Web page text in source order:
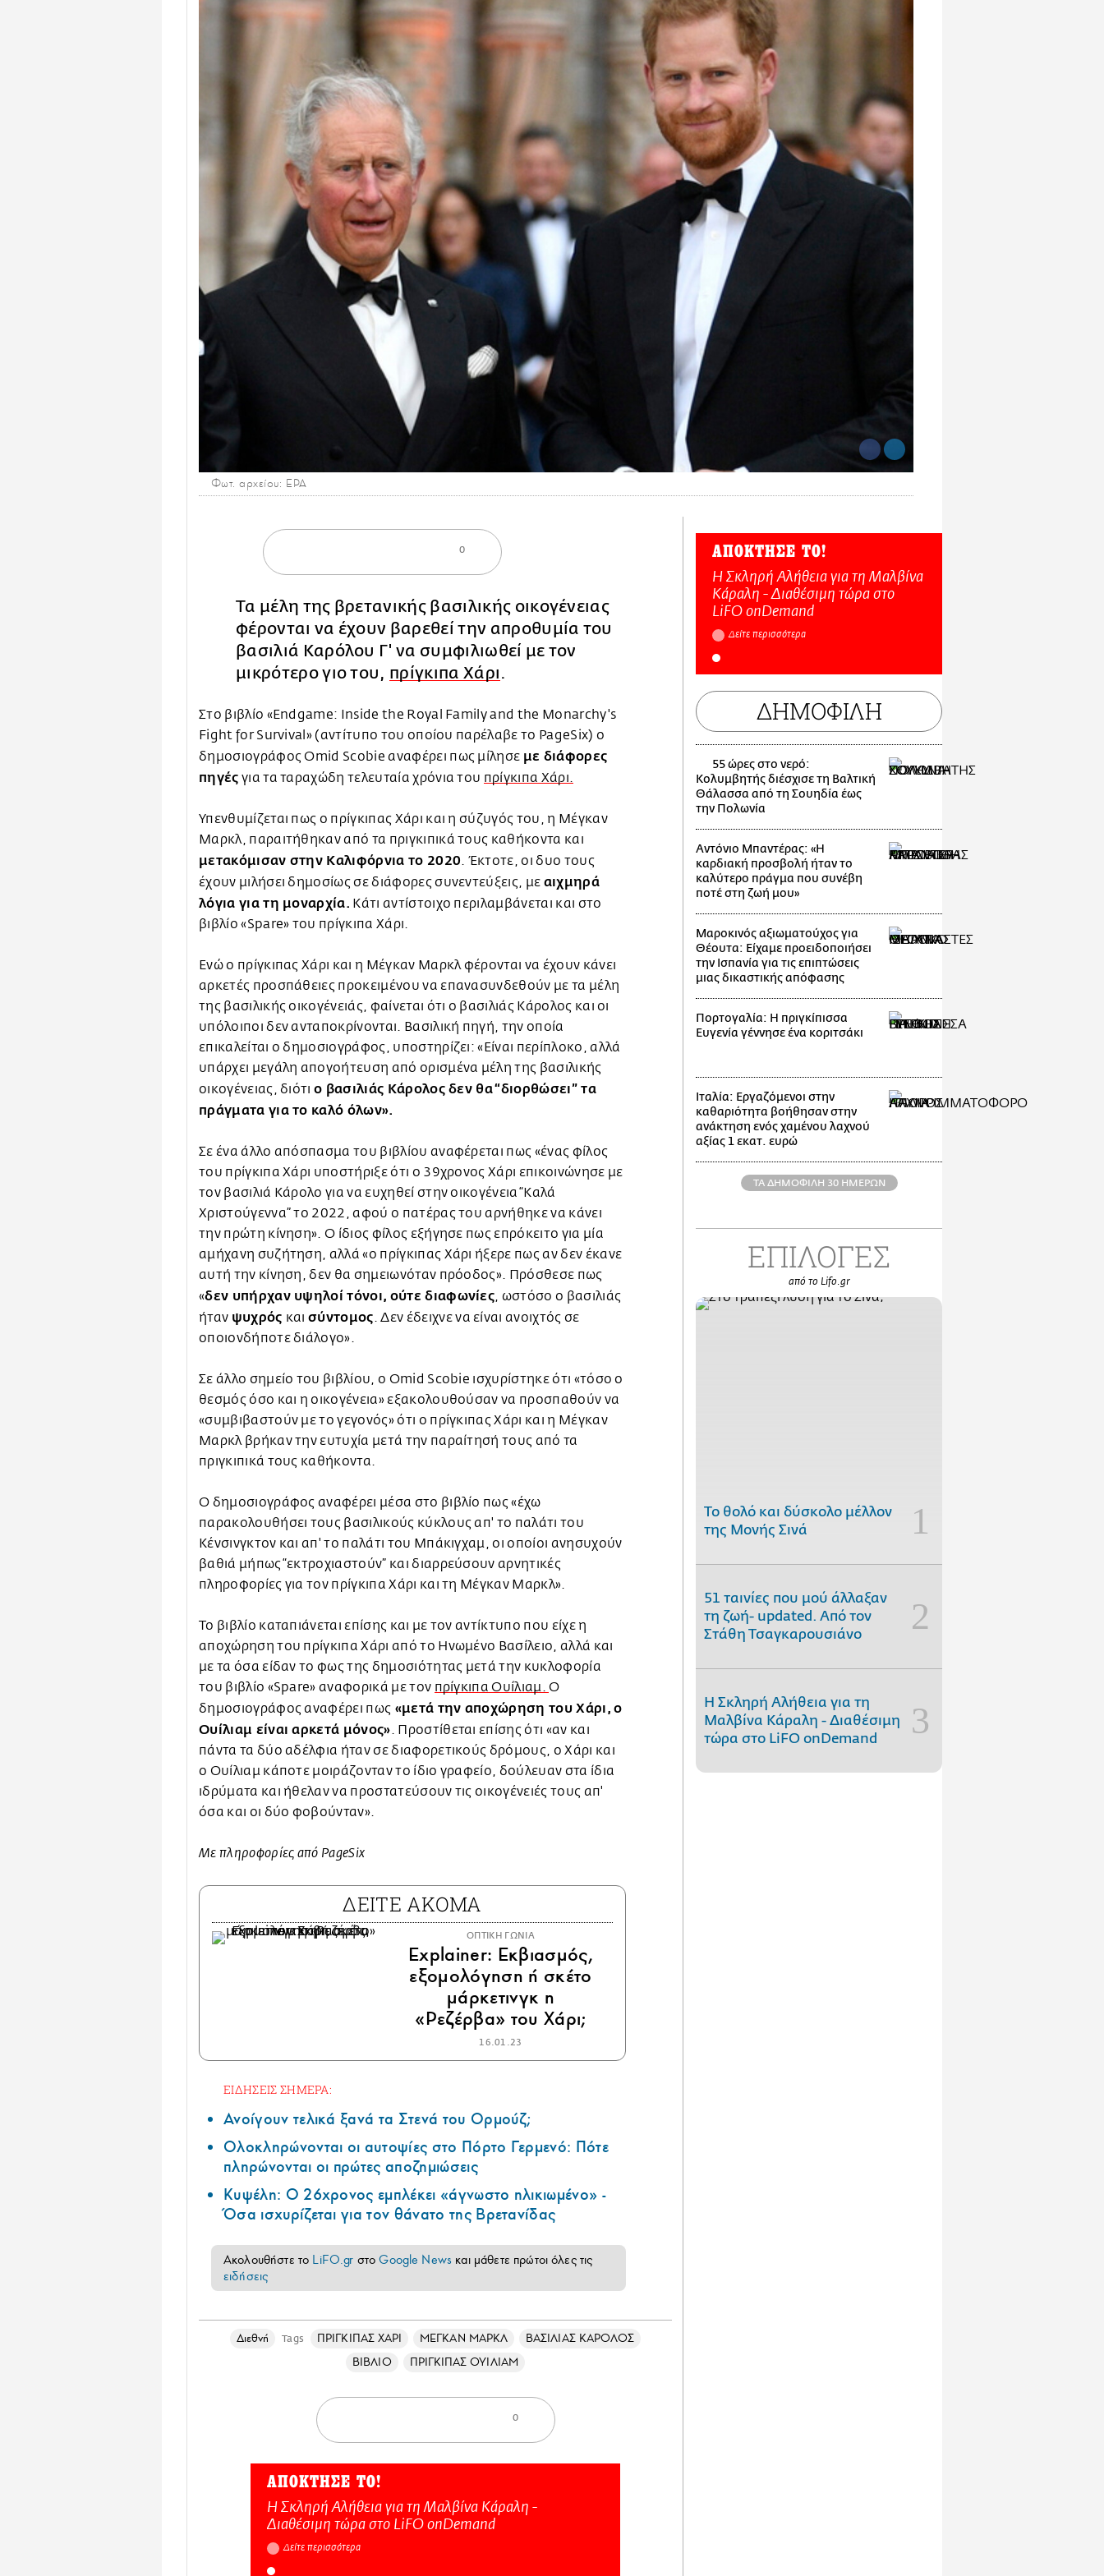
Φωτ. αρχείου: EPA
0
Τα μέλη της βρετανικής βασιλικής οικογένειας
φέρονται να έχουν βαρεθεί την απροθυμία του
βασιλιά Καρόλου Γ' να συμφιλιωθεί με τον
μικρότερο γιο του, πρίγκιπα Χάρι.
Στο βιβλίο «Endgame: Inside the Royal Family and the Monarchy's
Fight for Survival» (αντίτυπο του οποίου παρέλαβε το PageSix) ο
δημοσιογράφος Omid Scobie αναφέρει πως μίλησε με διάφορες
πηγές για τα ταραχώδη τελευταία χρόνια του πρίγκιπα Χάρι.
Υπενθυμίζεται πως ο πρίγκιπας Χάρι και η σύζυγός του, η Μέγκαν
Μαρκλ, παραιτήθηκαν από τα πριγκιπικά τους καθήκοντα και
μετακόμισαν στην Καλιφόρνια το 2020 . Έκτοτε, οι δυο τους
έχουν μιλήσει δημοσίως σε διάφορες συνεντεύξεις, με αιχμηρά
λόγια για τη μοναρχία. Κάτι αντίστοιχο περιλαμβάνεται και στο
βιβλίο «Spare» του πρίγκιπα Χάρι.
Ενώ ο πρίγκιπας Χάρι και η Μέγκαν Μαρκλ φέρονται να έχουν κάνει
αρκετές προσπάθειες προκειμένου να επανασυνδεθούν με τα μέλη
της βασιλικής οικογένειάς, φαίνεται ότι ο βασιλιάς Κάρολος και οι
υπόλοιποι δεν ανταποκρίνονται. Βασιλική πηγή, την οποία
επικαλείται ο δημοσιογράφος, υποστηρίζει: «Είναι περίπλοκο, αλλά
υπάρχει μεγάλη απογοήτευση από ορισμένα μέλη της βασιλικής
οικογένειας, διότιο βασιλιάς Κάρολος δεν θα “διορθώσει” τα
πράγματα για το καλό όλων».
Σε ένα άλλο απόσπασμα του βιβλίου αναφέρεται πως «ένας φίλος
του πρίγκιπα Χάρι υποστήριξε ότι ο 39χρονος Χάρι επικοινώνησε με
τον βασιλιά Κάρολο για να ευχηθεί στην οικογένεια “Καλά
Χριστούγεννα” το 2022, αφού ο πατέρας του αρνήθηκε να κάνει
την πρώτη κίνηση». Ο ίδιος φίλος εξήγησε πως επρόκειτο για μία
αμήχανη συζήτηση, αλλά «ο πρίγκιπας Χάρι ήξερε πως αν δεν έκανε
αυτή την κίνηση, δεν θα σημειωνόταν πρόοδος». Πρόσθεσε πως
«δεν υπήρχαν υψηλοί τόνοι, ούτε διαφωνίες , ωστόσο ο βασιλιάς
ήταν ψυχρός καισύντομος . Δεν έδειχνε να είναι ανοιχτός σε
οποιονδήποτε διάλογο».
Σε άλλο σημείο του βιβλίου, ο Omid Scobie ισχυρίστηκε ότι «τόσο ο
θεσμός όσο και η οικογένεια» εξακολουθούσαν να προσπαθούν να
«συμβιβαστούν με το γεγονός» ότι ο πρίγκιπας Χάρι και η Μέγκαν
Μαρκλ βρήκαν την ευτυχία μετά την παραίτησή τους από τα
πριγκιπικά τους καθήκοντα.
Ο δημοσιογράφος αναφέρει μέσα στο βιβλίο πως «έχω
παρακολουθήσει τους βασιλικούς κύκλους απ' το παλάτι του
Κένσινγκτον και απ' το παλάτι του Μπάκιγχαμ, οι οποίοι ανησυχούν
βαθιά μήπως “εκτροχιαστούν” και διαρρεύσουν αρνητικές
πληροφορίες για τον πρίγκιπα Χάρι και τη Μέγκαν Μαρκλ».
Το βιβλίο καταπιάνεται επίσης και με τον αντίκτυπο που είχε η
αποχώρηση του πρίγκιπα Χάρι από το Ηνωμένο Βασίλειο, αλλά και
με τα όσα είδαν το φως της δημοσιότητας μετά την κυκλοφορία
του βιβλίο «Spare» αναφορικά με τον πρίγκιπα Ουίλιαμ. Ο
δημοσιογράφος αναφέρει πως «μετά την αποχώρηση του Χάρι, ο
Ουίλιαμ είναι αρκετά μόνος» . Προστίθεται επίσης ότι «αν και
πάντα τα δύο αδέλφια ήταν σε διαφορετικούς δρόμους, ο Χάρι και
ο Ουίλιαμ κάποτε μοιράζονταν το ίδιο γραφείο, δούλευαν στα ίδια
ιδρύματα και ήθελαν να προστατεύσουν τις οικογένειές τους απ'
όσα και οι δύο φοβούνταν».
Με πληροφορίες από PageSix
ΔΕΙΤΕ ΑΚΟΜΑ
ΟΠΤΙΚΗ ΓΩΝΙΑ
Explainer: Εκβιασμός,
εξομολόγηση ή σκέτο
μάρκετινγκ η
«Ρεζέρβα» του Χάρι;
16.01.23
ΕΙΔΗΣΕΙΣ ΣΗΜΕΡΑ:
Ανοίγουν τελικά ξανά τα Στενά του Ορμούζ;
Ολοκληρώνονται οι αυτοψίες στο Πόρτο Γερμενό: Πότε
πληρώνονται οι πρώτες αποζημιώσεις
Κυψέλη: Ο 26χρονος εμπλέκει «άγνωστο ηλικιωμένο» -
Όσα ισχυρίζεται για τον θάνατο της Βρετανίδας
Ακολουθήστε το LiFO.gr στοGoogle News και μάθετε πρώτοι όλες τις
ειδήσεις
Διεθνή Tags ΠΡΙΓΚΙΠΑΣ ΧΑΡΙ ΜΕΓΚΑΝ ΜΑΡΚΛ
ΒΑΣΙΛΙΑΣ ΚΑΡΟΛΟΣ
ΒΙΒΛΙΟ
ΠΡΙΓΚΙΠΑΣ ΟΥΙΛΙΑΜ
0
ΑΠΟΚΤΗΣΕ ΤΟ!
Η Σκληρή Αλήθεια για τη Μαλβίνα Κάραλη -
Διαθέσιμη τώρα στo LiFO onDemand
Δείτε περισσότερα
ΑΠΟΚΤΗΣΕ ΤΟ!
Η Σκληρή Αλήθεια για τη Μαλβίνα
Κάραλη - Διαθέσιμη τώρα στo
LiFO onDemand
Δείτε περισσότερα
ΔΗΜΟΦΙΛΗ
55 ώρες στο νερό:
Κολυμβητής διέσχισε τη Βαλτική
Θάλασσα από τη Σουηδία έως
την Πολωνία
Αντόνιο Μπαντέρας: «Η
καρδιακή προσβολή ήταν το
καλύτερο πράγμα που συνέβη
ποτέ στη ζωή μου»
Μαροκινός αξιωματούχος για
Θέουτα: Είχαμε προειδοποιήσει
την Ισπανία για τις επιπτώσεις
μιας δικαστικής απόφασης
Πορτογαλία: Η πριγκίπισσα
Ευγενία γέννησε ένα κοριτσάκι
Ιταλία: Εργαζόμενοι στην
καθαριότητα βοήθησαν στην
ανάκτηση ενός χαμένου λαχνού
αξίας 1 εκατ. ευρώ
ΤΑ ΔΗΜΟΦΙΛΗ 30 ΗΜΕΡΩΝ
ΕΠΙΛΟΓΕΣ
από το Lifo.gr
Το θολό και δύσκολο μέλλον
της Μονής Σινά
51 ταινίες που μού άλλαξαν
τη ζωή- updated. Aπό τον
Στάθη Τσαγκαρουσιάνο
Η Σκληρή Αλήθεια για τη
Μαλβίνα Κάραλη - Διαθέσιμη
τώρα στo LiFO onDemand